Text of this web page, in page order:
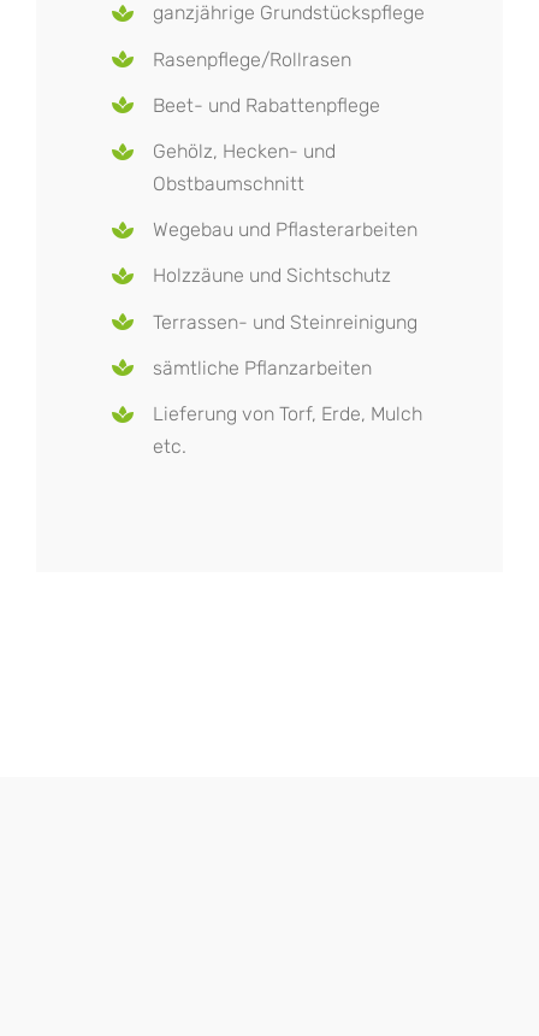
ganzjährige Grundstückspflege
Rasenpflege/Rollrasen
Beet- und Rabattenpflege
Gehölz, Hecken- und
Obstbaumschnitt
Wegebau und Pflasterarbeiten
Holzzäune und Sichtschutz
Terrassen- und Steinreinigung
sämtliche Pflanzarbeiten
Lieferung von Torf, Erde, Mulch
etc.